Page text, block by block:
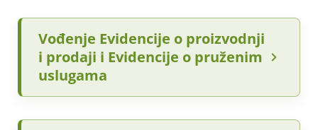
Vođenje Evidencije o proizvodnji
i prodaji i Evidencije o pruženim
uslugama